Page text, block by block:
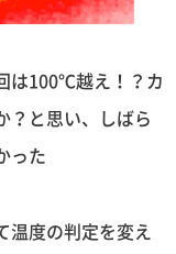
は100℃越え！？カ
？と思い、しばら
った
温度の判定を変え